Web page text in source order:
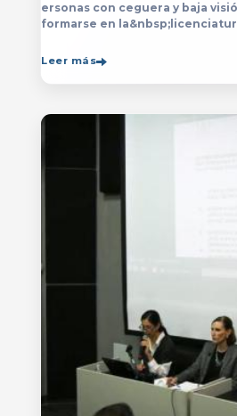
ersonas con ceguera y baja
formarse en
el&nbsp;
Leer más